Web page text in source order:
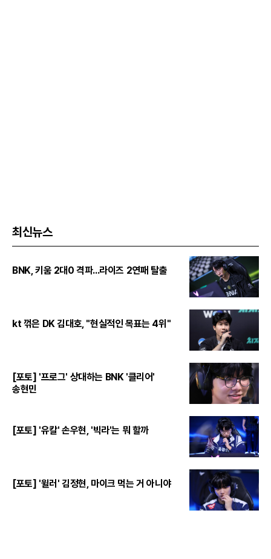
최신뉴스
BNK, 키움 2대0 격파...라이즈 2연패 탈출
kt 꺾은 DK 김대호, "현실적인 목표는 4위"
[포토] '프로그' 상대하는 BNK '클리어'
송현민
[포토] '유칼' 손우현, '빅라'는 뭐 할까
[포토] '윌러' 김정현, 마이크 먹는 거 아니야